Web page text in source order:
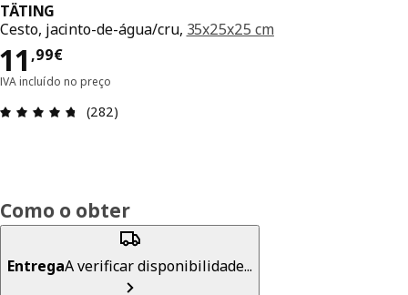
TÄTING
Cesto, jacinto-de-água/cru, 35x25x25 cm
11 ,99€
Preço 11,99€
IVA incluído no preço
Avaliações: 4.7 de 5 estrelas. Total de
(282)
Como o obter
EntregaA verificar disponibilidade...